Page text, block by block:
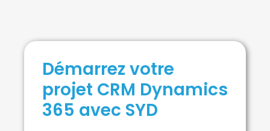
Démarrez votre
projet CRM Dynamics
365 avec SYD